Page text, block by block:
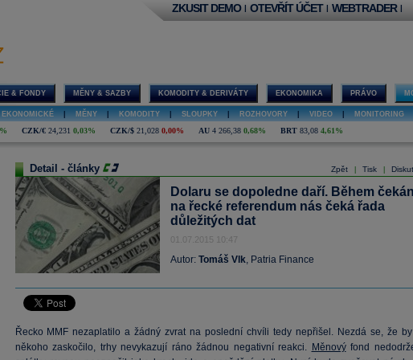
ZKUSIT DEMO | OTEVŘÍT ÚČET | WEBTRADER |
& FONDY MĚNY & SAZBY KOMODITY & DERIVÁTY EKONOMIKA PRÁVO
EKONOMICKÉ MĚNY KOMODITY SLOUPKY ROZHOVORY VIDEO MONITORING
CZK/€ 24,231 0,03% CZK/$ 21,028 0,00% AU 4 266,38 0,68% BRT 83,08 4,61%
Zpět Tisk
Detail - články
Dolaru se dopoledne daří. Během
na řecké referendum nás čeká řada
důležitých dat
01.07.2015 10:47
Autor: Tomáš Vlk, Patria Finance
Řecko MMF nezaplatilo a žádný zvrat na poslední chvíli tedy nepřišel. Nezdá se, že by
někoho zaskočilo, trhy nevykazují ráno žádnou negativní reakci. Měnovýfond